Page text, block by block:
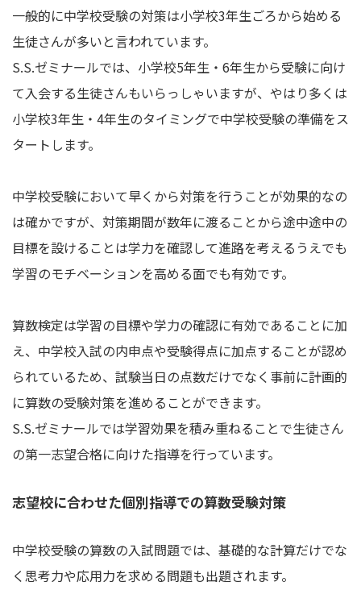
一般的に中学校受験の対策は小学校3年生ごろから始める
生徒さんが多いと言われています。
S.S.ゼミナールでは、小学校5年生・6年生から受験に向け
て入会する生徒さんもいらっしゃいますが、やはり多くは
小学校3年生・4年生のタイミングで中学校受験の準備をス
タートします。
中学校受験において早くから対策を行うことが効果的なの
は確かですが、対策期間が数年に渡ることから途中途中の
目標を設けることは学力を確認して進路を考えるうえでも
学習のモチベーションを高める面でも有効です。
算数検定は学習の目標や学力の確認に有効であることに加
え、中学校入試の内申点や受験得点に加点することが認め
られているため、試験当日の点数だけでなく事前に計画的
に算数の受験対策を進めることができます。
S.S.ゼミナールでは学習効果を積み重ねることで生徒さん
の第一志望合格に向けた指導を行っています。
志望校に合わせた個別指導での算数受験対策
中学校受験の算数の入試問題では、基礎的な計算だけでな
く思考力や応用力を求める問題も出題されます。